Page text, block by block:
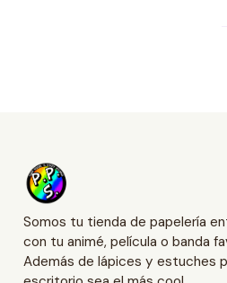
Somos tu tienda de papelería
con tu animé, película o banda
Además de lápices y estuches